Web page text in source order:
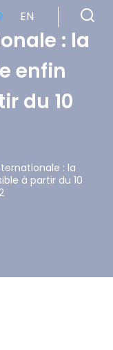
EN
: la
enfin
du 10
: la
à partir du 10